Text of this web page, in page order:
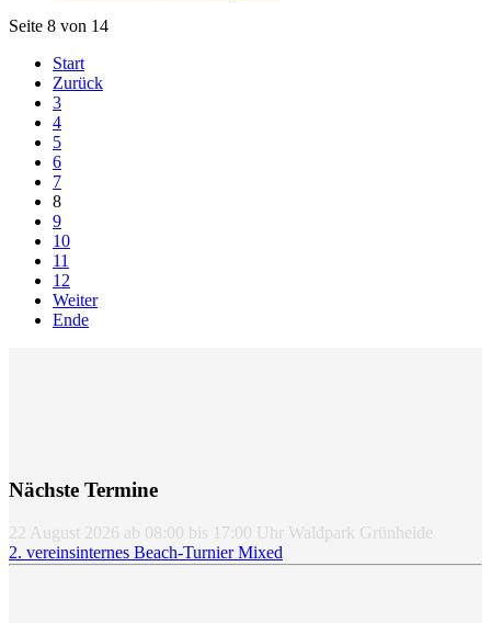
Seite 8 von 14
Start
Zurück
3
4
5
6
7
8
9
10
11
12
Weiter
Ende
Nächste Termine
22 August 2026 ab 08:00 bis 17:00 Uhr Waldpark Grünheide
2. vereinsinternes Beach-Turnier Mixed